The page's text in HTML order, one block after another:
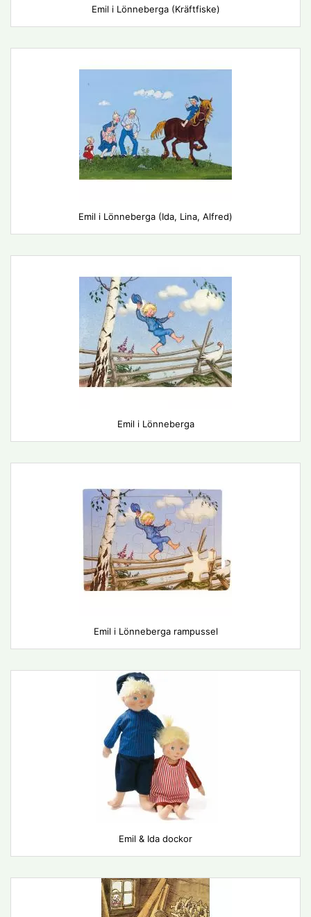
Emil i Lönneberga (Kräftfiske)
Emil i Lönneberga (Ida, Lina, Alfred)
Emil i Lönneberga
Emil i Lönneberga rampussel
Emil & Ida dockor